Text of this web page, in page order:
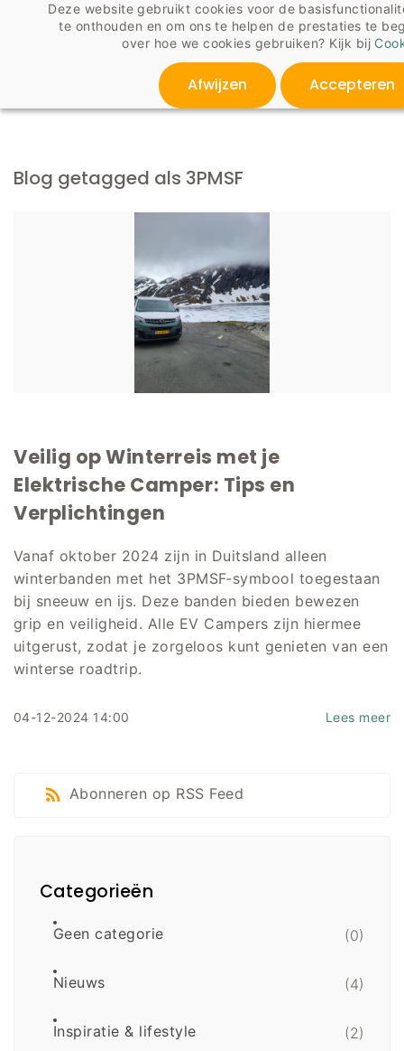
Deze website gebruikt cookies voor de
te onthouden en om ons te helpen de prestaties te
over hoe we cookies gebruiken? Kijk bij
Afwijzen Accepteren
Blog getagged als 3PMSF
Veilig op Winterreis met je
Elektrische Camper: Tips en
Verplichtingen
Vanaf oktober 2024 zijn in Duitsland alleen
winterbanden met het 3PMSF‑symbool toegestaan
bij sneeuw en ijs. Deze banden bieden bewezen
grip en veiligheid. Alle EV Campers zijn hiermee
uitgerust, zodat je zorgeloos kunt genieten van een
winterse roadtrip.
04-12-2024 14:00 Lees meer
Abonneren op RSS Feed
Categorieën
Geen categorie (0)
Nieuws (4)
Inspiratie & lifestyle (2)